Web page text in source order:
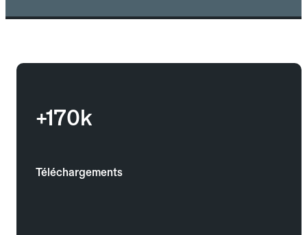
+170k
Téléchargements